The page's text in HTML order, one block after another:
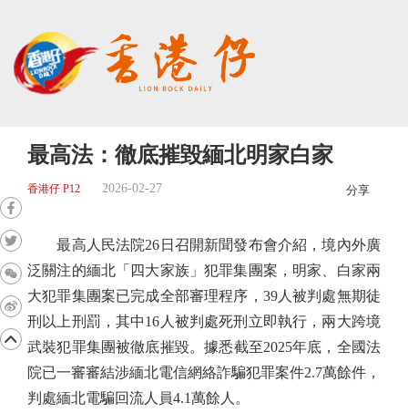
最高法：徹底摧毀緬北明家白家
香港仔 P12 2026-02-27 分享
最高人民法院26日召開新聞發布會介紹，境內外廣
泛關注的緬北「四大家族」犯罪集團案，明家、白家兩
大犯罪集團案已完成全部審理程序，39人被判處無期徒
刑以上刑罰，其中16人被判處死刑立即執行，兩大跨境
武裝犯罪集團被徹底摧毀。據悉截至2025年底，全國法
院已一審審結涉緬北電信網絡詐騙犯罪案件2.7萬餘件，
判處緬北電騙回流人員4.1萬餘人。